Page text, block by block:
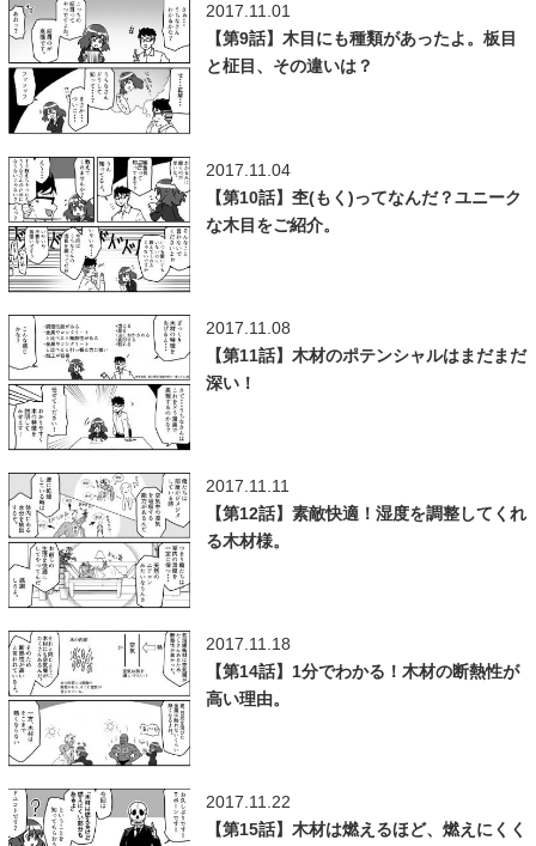
2017.11.01
【第9話】木目にも種類があったよ。板目
と柾目、その違いは？
2017.11.04
【第10話】杢(もく)ってなんだ？ユニーク
な木目をご紹介。
2017.11.08
【第11話】木材のポテンシャルはまだまだ
深い！
2017.11.11
【第12話】素敵快適！湿度を調整してくれ
る木材様。
2017.11.18
【第14話】1分でわかる！木材の断熱性が
高い理由。
2017.11.22
【第15話】木材は燃えるほど、燃えにくく